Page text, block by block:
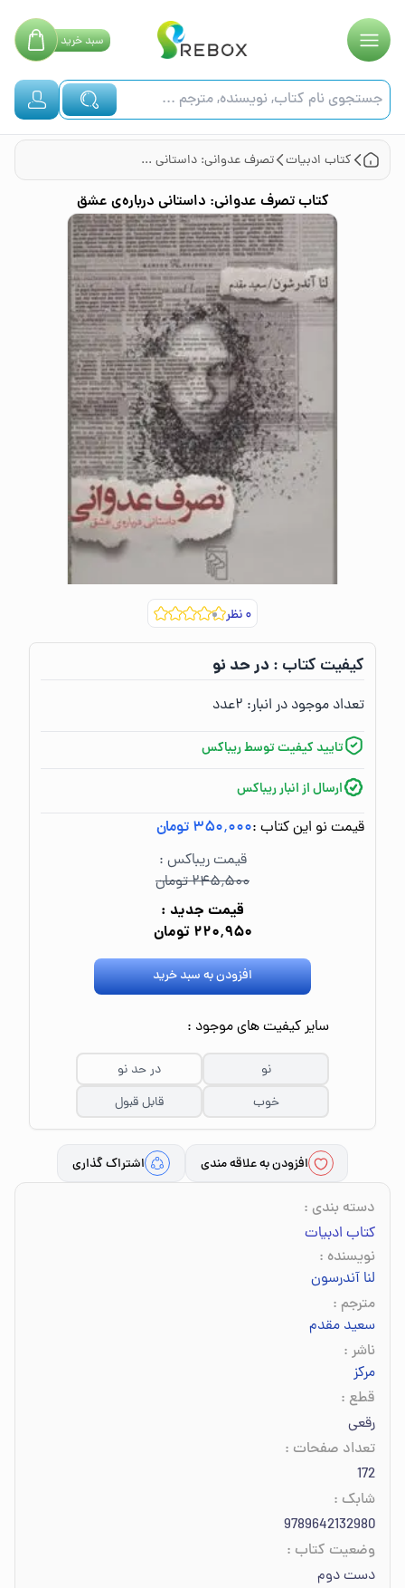
سبدخرید
کتاب ادبیات تصرف عدوانی: داستانی درباره‌ی عشق
کتابتصرف عدوانی: داستانی درباره‌ی عشق
۰نظر
کیفیت کتاب :‌در حد نو
تعداد موجود در انبار:‌ ۲عدد
تایید کیفیت توسط ریباکس
ارسال از انبار ریباکس
قیمت نو این کتاب :۳۵۰٬۰۰۰ تومان
قیمت ریباکس :
۲۴۵٬۵۰۰ تومان
قیمت جدید :
۲۲۰٬۹۵۰ تومان
افزودن به سبد خرید
سایر کیفیت های موجود :
نو
در حد نو
خوب
قابل قبول
افزودن به علاقه مندی اشتراک گذاری
دسته بندی :
کتاب ادبیات
نویسنده :
لنا آندرسون
مترجم :
سعید مقدم
ناشر :
مرکز
قطع :
رقعی
تعداد صفحات :
172
شابک :
9789642132980
وضعیت کتاب :
دست دوم